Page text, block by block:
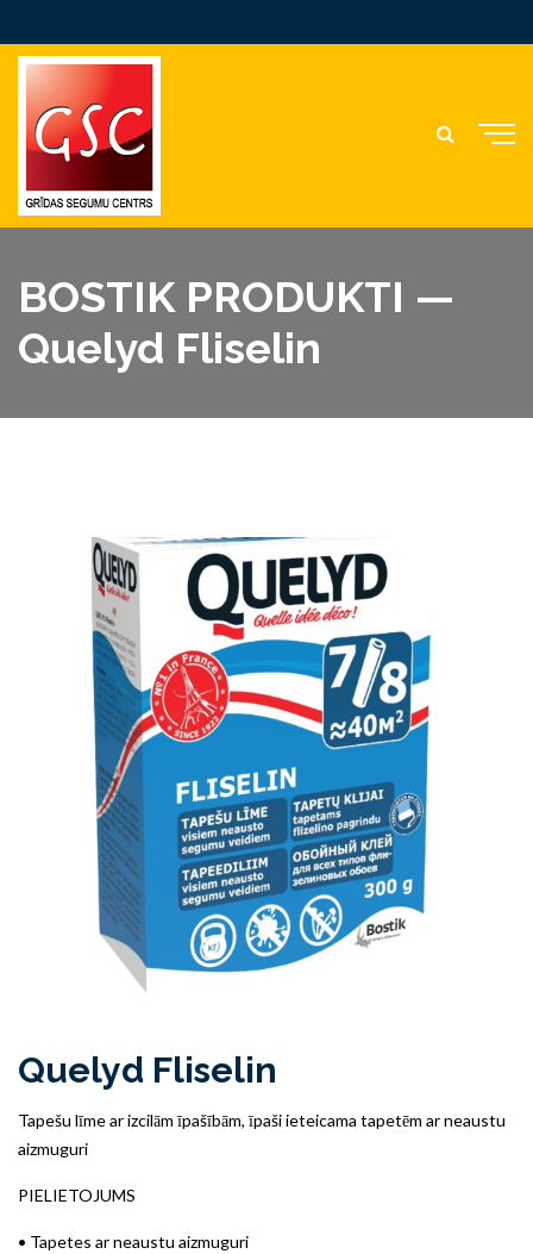
BOSTIK PRODUKTI —
Quelyd Fliselin
Quelyd Fliselin
Tapešu līme ar izcilām īpašībām, īpaši ieteicama tapetēm ar neaustu
aizmuguri
PIELIETOJUMS
• Tapetes ar neaustu aizmuguri